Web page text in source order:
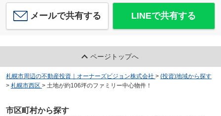
メールで共有する LINEで共有する
ページトップへ
札幌市周辺の不動産投資｜オーナーズビジョン株式会社 > (投資)地域から探す
> 札幌市西区 > 土地が約106坪のファミリー中心物件！
市区町村から探す